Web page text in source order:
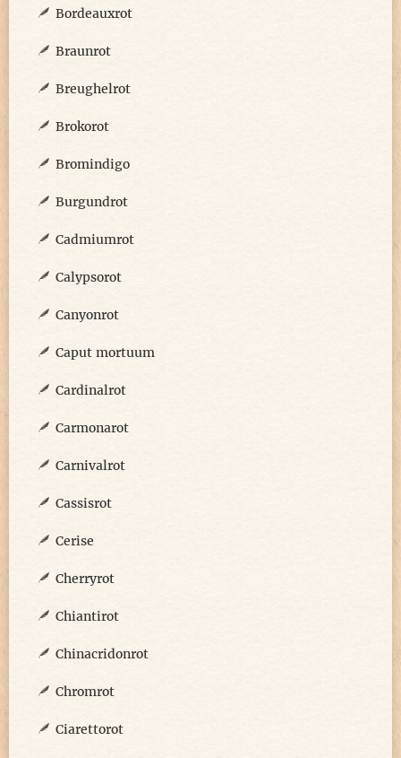
Bordeauxrot
Braunrot
Breughelrot
Brokorot
Bromindigo
Burgundrot
Cadmiumrot
Calypsorot
Canyonrot
Caput mortuum
Cardinalrot
Carmonarot
Carnivalrot
Cassisrot
Cerise
Cherryrot
Chiantirot
Chinacridonrot
Chromrot
Ciarettorot